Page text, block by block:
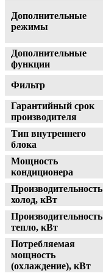
Дополнительные
режимы
Дополнительные
функции
Фильтр
Гарантийный срок
производителя
Тип внутреннего
блока
Мощность
кондиционера
Производительность
холод, кВт
Производительность
тепло, кВт
Потребляемая
мощность
(охлаждение), кВт